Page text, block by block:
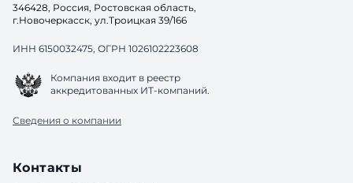
346428, Россия, Ростовская область,
г.Новочеркасск, ул.Троицкая 39/166
ИНН 6150032475, ОГРН 1026102223608
Компания входит в реестр
аккредитованных ИТ-компаний.
Сведения о компании
Контакты